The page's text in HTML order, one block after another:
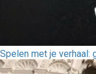
Spelen met je